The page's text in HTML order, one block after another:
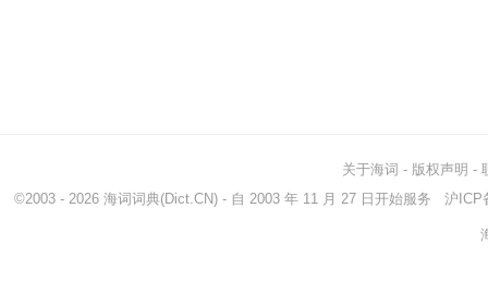
关于海词 - 版权声明 -
©2003 - 2026 海词词典(Dict.CN) - 自 2003 年 11 月 27 日开始服务 沪ICP